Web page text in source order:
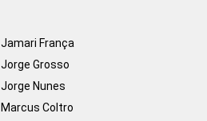
Jamari França
Jorge Grosso
Jorge Nunes
Marcus Coltro